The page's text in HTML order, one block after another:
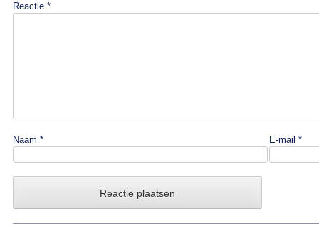
Reactie *
Naam * E-mail *